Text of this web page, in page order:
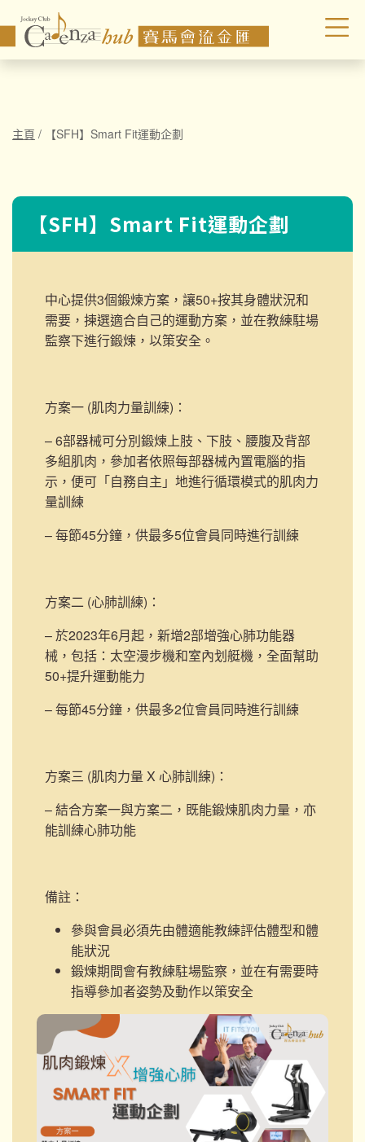
主頁 / 【SFH】Smart Fit運動企劃
【SFH】Smart Fit運動企劃
中心提供3個鍛煉方案，讓50+按其身體狀況和
需要，揀選適合自己的運動方案，並在教練駐場
監察下進行鍛煉，以策安全。
方案一 (肌肉力量訓練) ：
– 6部器械可分別鍛煉上肢、下肢、腰腹及背部
多組肌肉，參加者依照每部器械內置電腦的指
示，便可「自務自主」地進行循環模式的肌肉力
量訓練
– 每節45分鐘，供最多5位會員同時進行訓練
方案二 (心肺訓練) ：
– 於2023年6月起，新增2部增強心肺功能器
械，包括：太空漫步機和室內划艇機， 全面幫助
50+提升運動能力
– 每節45分鐘，供最多2位會員同時進行訓練
方案三 (肌肉力量 X 心肺訓練) ：
– 結合方案一與方案二，既能鍛煉肌肉力量，亦
能訓練心肺功能
備註：
參與會員必須先由體適能教練評估體型和體
能狀況
鍛煉期間會有教練駐場監察，並在有需要時
指導參加者姿勢及動作以策安全